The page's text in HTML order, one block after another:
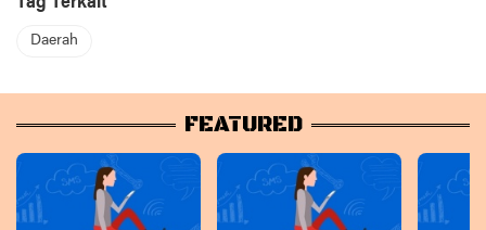
Daerah
FEATURED